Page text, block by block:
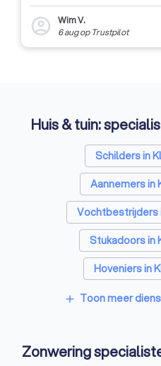
account_circle
Wim V.
6 augop Trustpilot
Huis & tuin:
Schilders in
Aannemers in
Vochtbestrijders
Stukadoors in
Hoveniers in
Elektriciens in
add Toon meer
Zonwering